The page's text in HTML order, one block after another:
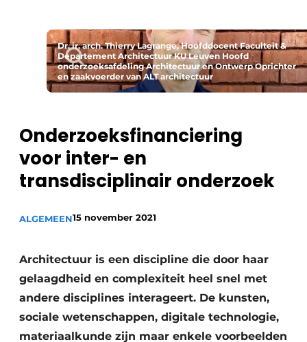
Dr. ir. arch. Thierry Lagrange, Hoofddocent Faculteit &
Departement Architectuur KU Leuven Hoofd
onderzoeksafdeling Architectuur en Ontwerp Oprichter
en zaakvoerder van ALT architectuur
Onderzoeksfinanciering
voor inter- en
transdisciplinair onderzoek
ALGEMEEN15 november 2021
Architectuur is een discipline die door haar
gelaagdheid en complexiteit heel snel met
andere disciplines interageert. De kunsten,
sociale wetenschappen, digitale technologie,
materiaalkunde zijn maar enkele voorbeelden